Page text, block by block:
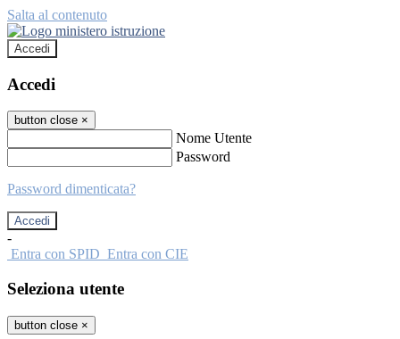
Salta al contenuto
Accedi
Accedi
button close ×
Nome Utente
Password
Password dimenticata?
-
Entra con SPID Entra con CIE
Seleziona utente
button close ×